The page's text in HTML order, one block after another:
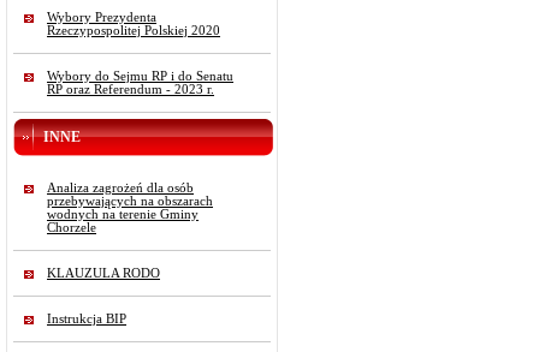
Wybory Prezydenta
Rzeczypospolitej Polskiej 2020
Wybory do Sejmu RP i do Senatu
RP oraz Referendum - 2023 r.
INNE
Analiza zagrożeń dla osób
przebywających na obszarach
wodnych na terenie Gminy
Chorzele
KLAUZULA RODO
Instrukcja BIP